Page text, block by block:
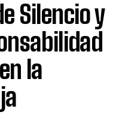
Silencio y
la